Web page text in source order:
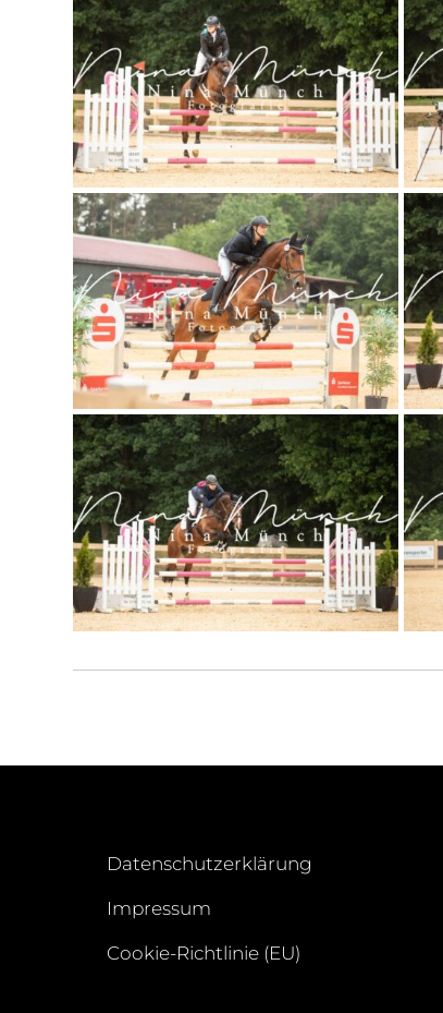
Datenschutzerklärung
Impressum
Cookie-Richtlinie (EU)